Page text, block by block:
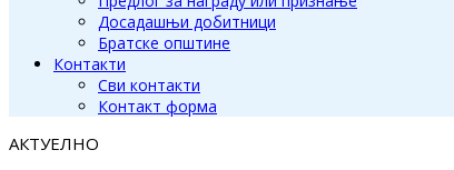
Досадашњи добитници
Братске општине
Контакти
Сви контакти
Контакт форма
АКТУЕЛНО